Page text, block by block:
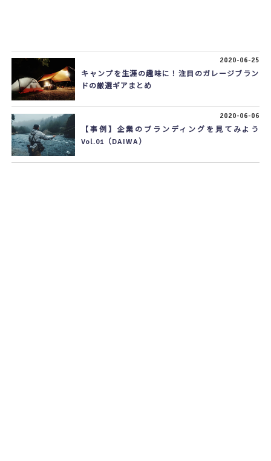
キャンプを生涯の趣味に！注目のガレージブラン
ドの厳選ギアまとめ
2020-06-25
【事例】企業のブランディングを見てみよう
Vol.01（DAIWA）
2020-06-06